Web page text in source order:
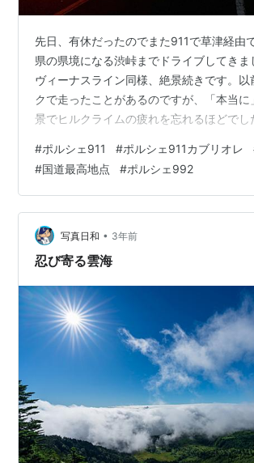
先日、有休だったのでまた911で草津経由
県の県境になる渋峠までドライブしてきま
ヴィーナスライン同様、絶景続きです。以
クで走ったことがあるのですが、「本当に
景でヒルクライムの疲れを忘れるほどでし
山地帯を走るので、火山活動が活発になる
止めになってしまいます。また、開通して
ベルによっては夜間通行止めになることも
ので、今回は事前に状況を確認してから行
が、現在は24時間通行可能とのことでした
夜帯に出発して朝日を拝もうというコンセ
#ポルシェ911 #ポルシェ911カブリオレ
#国道最高地点 #ポルシェ992
写真日和 • 3年前
忍び寄る雲海